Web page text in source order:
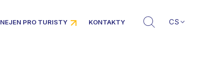
NEJEN PRO TURISTY KONTAKTY CS